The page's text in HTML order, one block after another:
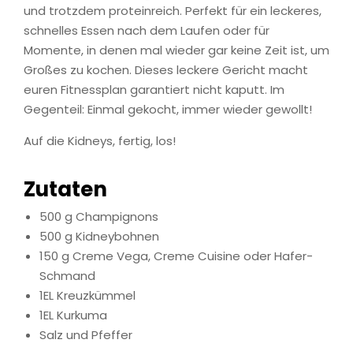
und trotzdem proteinreich. Perfekt für ein leckeres,
schnelles Essen nach dem Laufen oder für
Momente, in denen mal wieder gar keine Zeit ist, um
Großes zu kochen. Dieses leckere Gericht macht
euren Fitnessplan garantiert nicht kaputt. Im
Gegenteil: Einmal gekocht, immer wieder gewollt!
Auf die Kidneys, fertig, los!
Zutaten
500 g Champignons
500 g Kidneybohnen
150 g Creme Vega, Creme Cuisine oder Hafer-
Schmand
1EL Kreuzkümmel
1EL Kurkuma
Salz und Pfeffer